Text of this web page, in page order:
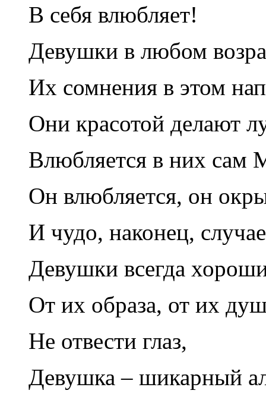
В себя влюбляет!
Девушки в любом
Их сомнения в этом
Они красотой делают
Влюбляется в них сам
Он влюбляется, он
И чудо, наконец,
Девушки всегда
От их образа, от их
Не отвести глаз,
Девушка – шикарный